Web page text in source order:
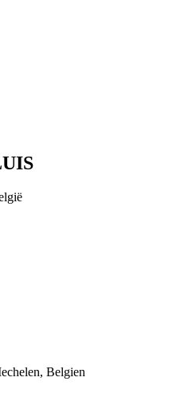
Belgien